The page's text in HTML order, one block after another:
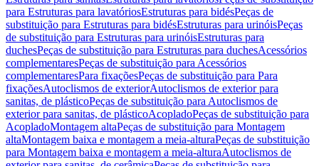
para Estruturas para lavatóriosEstruturas para bidésPeças de
substituição para Estruturas para bidésEstruturas para urinóisPeças
de substituição para Estruturas para urinóisEstruturas para
duchesPeças de substituição para Estruturas para duchesAcessórios
complementaresPeças de substituição para Acessórios
complementaresPara fixaçõesPeças de substituição para Para
fixaçõesAutoclismos de exteriorAutoclismos de exterior para
sanitas, de plásticoPeças de substituição para Autoclismos de
exterior para sanitas, de plásticoAcopladoPeças de substituição para
AcopladoMontagem altaPeças de substituição para Montagem
altaMontagem baixa e montagem a meia-alturaPeças de substituição
para Montagem baixa e montagem a meia-alturaAutoclismos de